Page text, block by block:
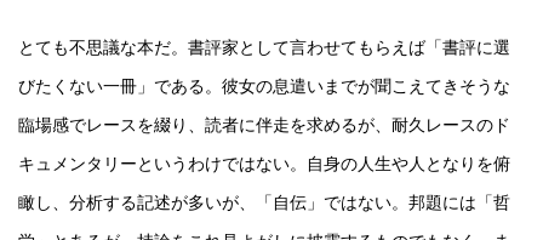
とても不思議な本だ。書評家として言わせてもらえば「書評に選
びたくない一冊」である。彼女の息遣いまでが聞こえてきそうな
臨場感でレースを綴り、読者に伴走を求めるが、耐久レースのド
キュメンタリーというわけではない。自身の人生や人となりを俯
瞰し、分析する記述が多いが、「自伝」ではない。邦題には「哲